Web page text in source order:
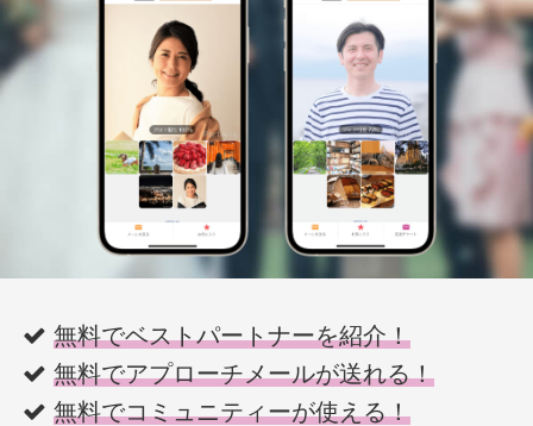
無料でベストパートナーを紹介！
無料でアプローチメールが送れる！
無料でコミュニティーが使える！